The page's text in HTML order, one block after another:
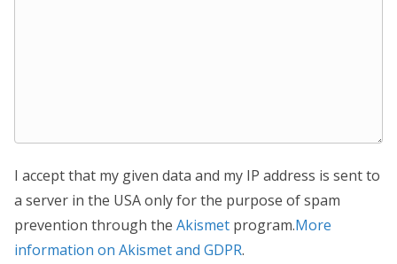
I accept that my given data and my IP address is sent to
a server in the USA only for the purpose of spam
prevention through the Akismet program.More
information on Akismet and GDPR.